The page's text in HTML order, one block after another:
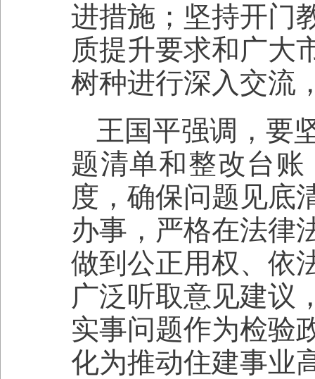
进措施；坚持开门
质提升要求和广大
树种进行深入交流
王国平强调，要
题清单和整改台
度，确保问题见底
办事，严格在法律
做到公正用权、依
广泛听取意见建议
实事问题作为检验
化为推动住建事业